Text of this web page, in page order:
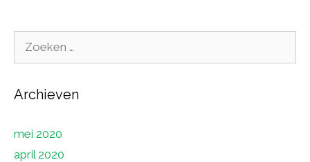
naar:
Archieven
mei 2020
april 2020